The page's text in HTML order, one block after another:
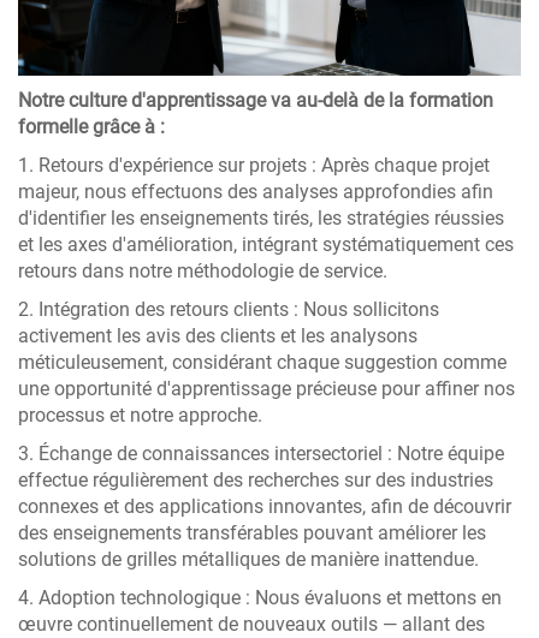
Notre culture d'apprentissage va au-delà de la formation
formelle grâce à :
1. Retours d'expérience sur projets : Après chaque projet
majeur, nous effectuons des analyses approfondies afin
d'identifier les enseignements tirés, les stratégies réussies
et les axes d'amélioration, intégrant systématiquement ces
retours dans notre méthodologie de service.
2. Intégration des retours clients : Nous sollicitons
activement les avis des clients et les analysons
méticuleusement, considérant chaque suggestion comme
une opportunité d'apprentissage précieuse pour affiner nos
processus et notre approche.
3. Échange de connaissances intersectoriel : Notre équipe
effectue régulièrement des recherches sur des industries
connexes et des applications innovantes, afin de découvrir
des enseignements transférables pouvant améliorer les
solutions de grilles métalliques de manière inattendue.
4. Adoption technologique : Nous évaluons et mettons en
œuvre continuellement de nouveaux outils — allant des